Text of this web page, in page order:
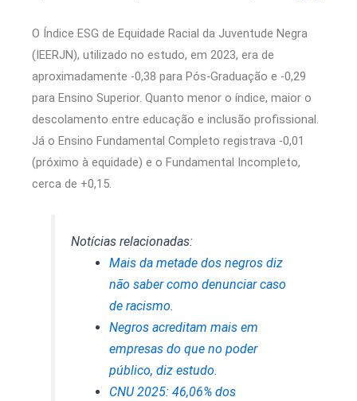
O Índice ESG de Equidade Racial da Juventude Negra
(IEERJN), utilizado no estudo, em 2023, era de
aproximadamente -0,38 para Pós-Graduação e -0,29
para Ensino Superior. Quanto menor o índice, maior o
descolamento entre educação e inclusão profissional.
Já o Ensino Fundamental Completo registrava -0,01
(próximo à equidade) e o Fundamental Incompleto,
cerca de +0,15.
Notícias relacionadas:
Mais da metade dos negros diz
não saber como denunciar caso
de racismo.
Negros acreditam mais em
empresas do que no poder
público, diz estudo.
CNU 2025: 46,06% dos